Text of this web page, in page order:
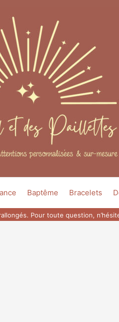
Baptême Bracelets
Pour toute question,